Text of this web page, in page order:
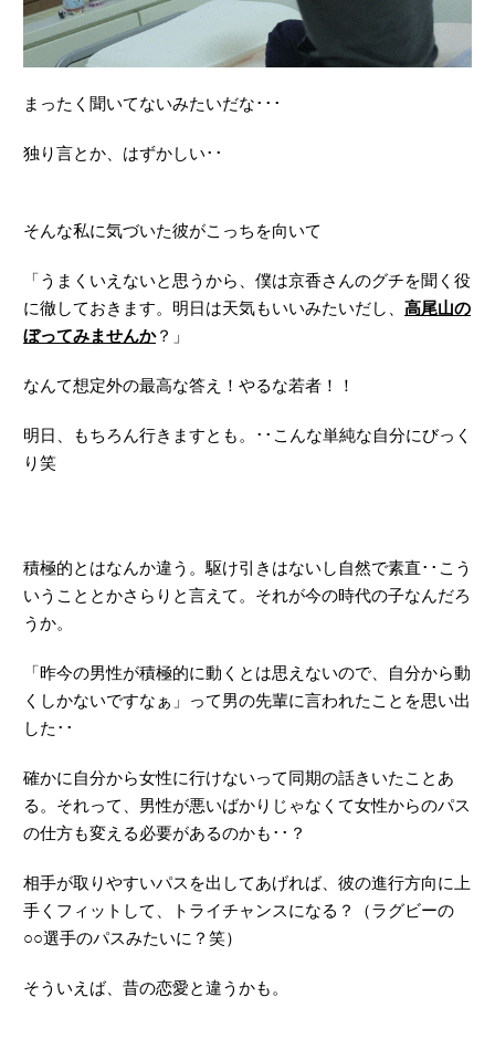
まったく聞いてないみたいだな･･･
独り言とか、はずかしい･･
そんな私に気づいた彼がこっちを向いて
「うまくいえないと思うから、僕は京香さんのグチを聞く役
に徹しておきます。明日は天気もいいみたいだし、 高尾山の
ぼってみませんか？」
なんて想定外の最高な答え！やるな若者！！
明日、もちろん行きますとも。･･こんな単純な自分にびっく
り笑
積極的とはなんか違う。駆け引きはないし自然で素直･･こう
いうこととかさらりと言えて。それが今の時代の子なんだろ
うか。
「昨今の男性が積極的に動くとは思えないので、自分から動
くしかないですなぁ」って男の先輩に言われたことを思い出
した･･
確かに自分から女性に行けないって同期の話きいたことあ
る。それって、男性が悪いばかりじゃなくて女性からのパス
の仕方も変える必要があるのかも･･？
相手が取りやすいパスを出してあげれば、彼の進行方向に上
手くフィットして、トライチャンスになる？（ラグビーの
○○選手のパスみたいに？笑）
そういえば、昔の恋愛と違うかも。